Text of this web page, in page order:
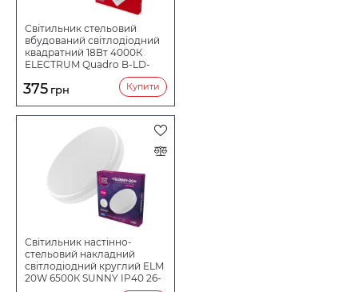
Світильник стельовий
вбудований світлодіодний
квадратний 18Вт 4000К
ELECTRUM Quadro B-LD-
375 грн Купити
Світильник настінно-
стельовий накладний
світлодіодний круглий ELM
20W 6500К SUNNY IP40 26-